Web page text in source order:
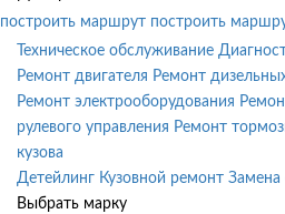
построить маршрут построить
Техническое обслуживание
Ремонт двигателя Ремонт
Ремонт электрооборудования
рулевого управления Ремонт
кузова
Детейлинг Кузовной ремонт Замена
Выбрать марку